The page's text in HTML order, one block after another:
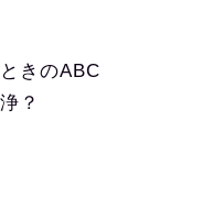
きのABC
？